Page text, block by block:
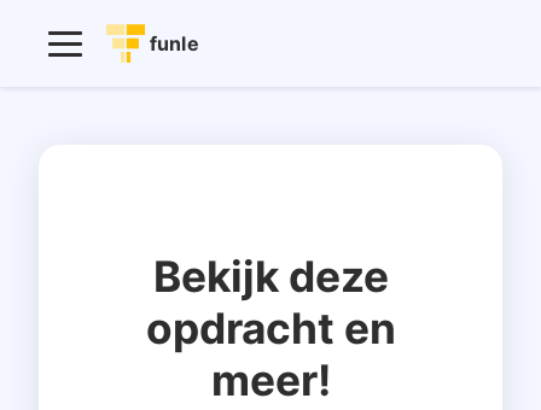
funle
Bekijk deze
opdracht en
meer!